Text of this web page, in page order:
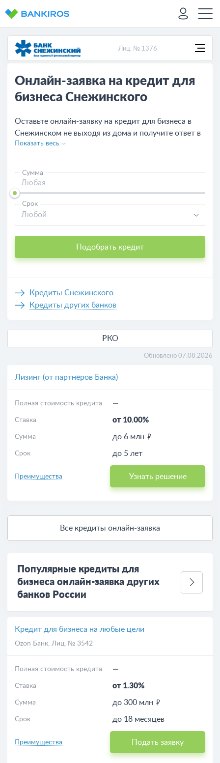
Лиц. № 1376
Онлайн-заявка на кредит для
бизнеса Снежинского
Оставьте онлайн-заявку на кредит для бизнеса в
Снежинском не выходя из дома и получите ответ в
кратчайшие сроки, процентная ставка на сегодня -
Показать весь
Сумма
Срок
Любой
Подобрать кредит
Кредиты Снежинского
Кредиты других банков
РКО
Обновлено 07.08.2026
Лизинг (от партнёров Банка)
Полная стоимость кредита —
Ставка от 10.00%
Сумма до 6 млн
Срок до 5 лет
Преимущества Узнать решение
Все кредиты онлайн-заявка
Популярные кредиты для
бизнеса онлайн-заявка других
банков России
Кредит для бизнеса на любые цели
Ozon Банк, Лиц. № 3542
Полная стоимость кредита —
Ставка от 1.30%
Сумма до 300 млн
Срок до 18 месяцев
Преимущества Подать заявку